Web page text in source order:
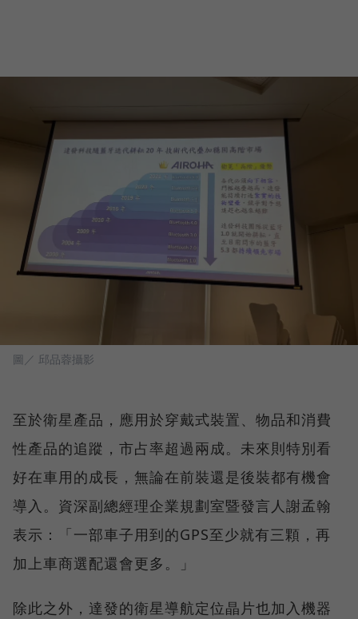
圖／ 邱品蓉攝影
至於衛星產品，應用於穿戴式裝置、物品和消費
性產品的追蹤，市占率超過兩成。未來則特別看
好在車用的成長，無論在前裝還是後裝都有機會
導入。資深副總經理企業規劃室暨發言人謝孟翰
表示：「一部車子用到的GPS至少就有三顆，再
加上車商選配還會更多。」
除此之外，達發的衛星導航定位晶片也加入機器